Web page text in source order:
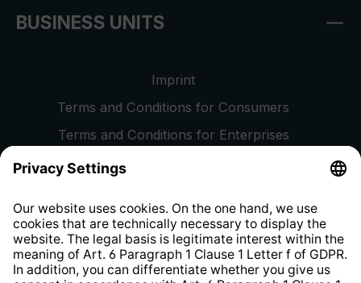
BUSINESS UNITS
Imprint
Terms and Conditions for Consumers
Terms and Conditions for Enterprises
Privacy Policy
Whistleblower Protection System
Web Accessibility